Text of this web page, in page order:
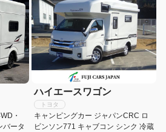
・
バータ
ハイエースワゴン
トヨタ
キャンピングカー ジャパンCRC ロ
ビンソン771 キャブコン シンク 冷蔵